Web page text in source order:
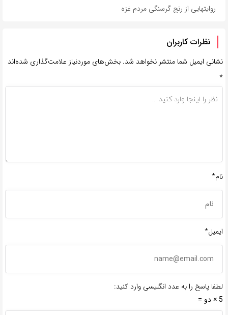
روایتهایی از رنج گرسنگی مردم غزه
نظرات کاربران
نشانی ایمیل شما منتشر نخواهد شد. بخش‌های موردنیاز علامت‌گذاری شده‌اند
*
نام*
ایمیل*
لطفا پاسخ را به عدد انگلیسی وارد کنید:
5 × دو =